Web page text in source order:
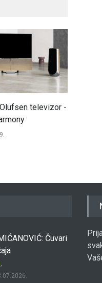
televizor -
Čuvari
,